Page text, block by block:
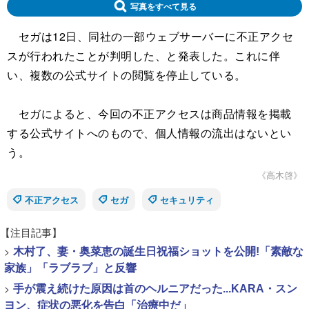
写真をすべて見る
セガは12日、同社の一部ウェブサーバーに不正アクセ
スが行われたことが判明した、と発表した。これに伴
い、複数の公式サイトの閲覧を停止している。
セガによると、今回の不正アクセスは商品情報を掲載
する公式サイトへのもので、個人情報の流出はないとい
う。
《高木啓》
不正アクセス
セガ セキュリティ
【注目記事】
> 木村了、妻・奥菜恵の誕生日祝福ショットを公開!「素敵な
家族」「ラブラブ」と反響
> 手が震え続けた原因は首のヘルニアだった...KARA・スン
ヨン、症状の悪化を告白「治療中だ」